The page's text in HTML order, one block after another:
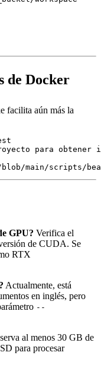
de Docker
facilita aún más la
para
GPU? Verifica el
de CUDA. Se
RTX
Actualmente, está
en inglés, pero
--
al menos 30 GB de
para procesar